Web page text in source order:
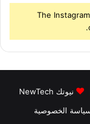
The
نيوتك NewTech
الخصوصية